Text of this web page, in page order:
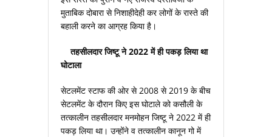
मुताबिक दोबारा से निशाहीदेही कर लोगों के रास्‍ते की
बहाली करने का आग्रह किया है।
तहसीलदार जिष्‍टू ने 2022 में ही पकड़ लिया था
घोटाला
सेटलमेंट स्‍टाफ की ओर से 2008 से 2019 के बीच
सेटलमेंट के दौरान किए इस घोटाले को कसौली के
तत्‍कालीन तहसीलदार मनमोहन जिष्‍टू ने 2022 में ही
पकड़ लिया था। उन्‍होंने व तत्‍कालीन कानून गो में